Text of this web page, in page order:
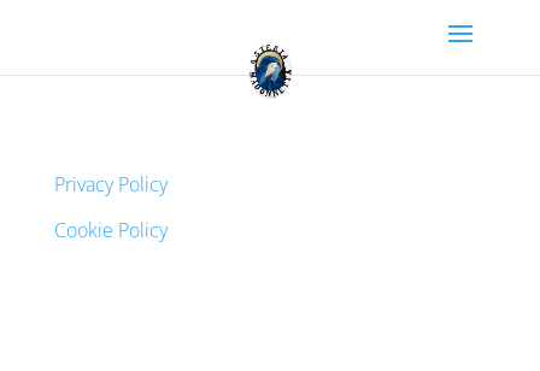
Privacy Policy
Cookie Policy